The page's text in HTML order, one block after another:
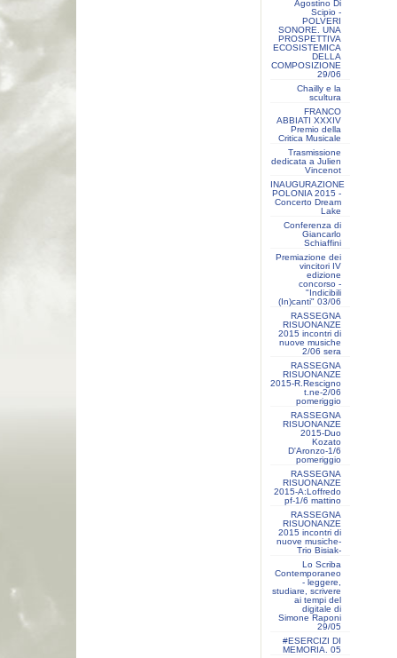
Agostino Di
Scipio -
POLVERI
SONORE. UNA
PROSPETTIVA
ECOSISTEMICA
DELLA
COMPOSIZIONE
29/06
Chailly e la
scultura
FRANCO
ABBIATI XXXIV
Premio della
Critica Musicale
Trasmissione
dedicata a Julien
Vincenot
INAUGURAZIONE
POLONIA 2015 -
Concerto Dream
Lake
Conferenza di
Giancarlo
Schiaffini
Premiazione dei
vincitori IV
edizione
concorso -
"Indicibili
(In)canti" 03/06
RASSEGNA
RISUONANZE
2015 incontri di
nuove musiche
2/06 sera
RASSEGNA
RISUONANZE
2015-R.Rescigno
t.ne-2/06
pomeriggio
RASSEGNA
RISUONANZE
2015-Duo
Kozato
D'Aronzo-1/6
pomeriggio
RASSEGNA
RISUONANZE
2015-A:Loffredo
pf-1/6 mattino
RASSEGNA
RISUONANZE
2015 incontri di
nuove musiche-
Trio Bisiak-
Lo Scriba
Contemporaneo
- leggere,
studiare, scrivere
ai tempi del
digitale di
Simone Raponi
29/05
#ESERCIZI DI
MEMORIA. 05